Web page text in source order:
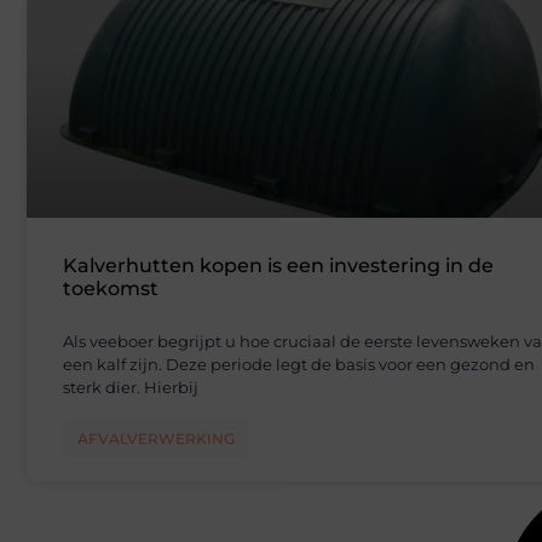
Kalverhutten kopen is een investering in de
toekomst
Als veeboer begrijpt u hoe cruciaal de eerste levensweken
een kalf zijn. Deze periode legt de basis voor een gezond en
sterk dier. Hierbij
AFVALVERWERKING